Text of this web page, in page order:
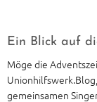
Ein Blick auf
Möge die
gemeinsamen